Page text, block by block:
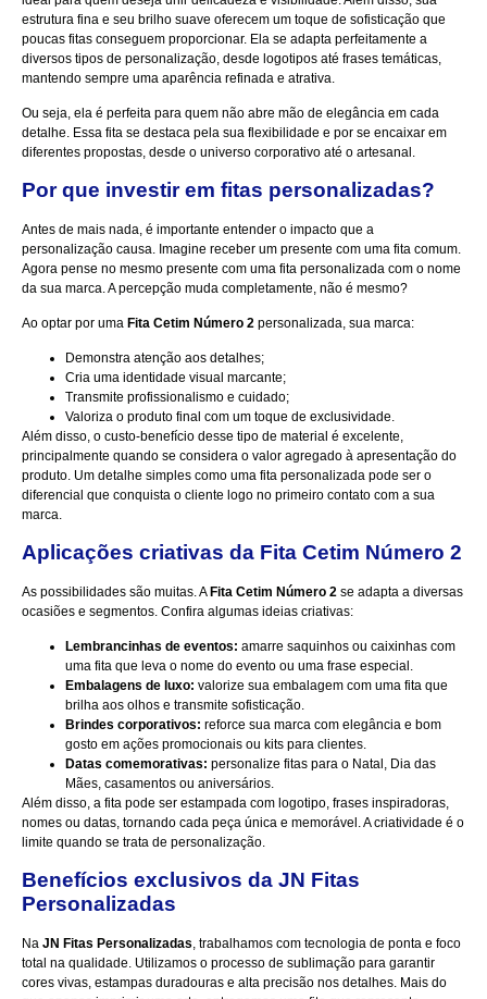
estrutura fina e seu brilho suave oferecem um toque de sofisticação que
poucas fitas conseguem proporcionar. Ela se adapta perfeitamente a
diversos tipos de personalização, desde logotipos até frases temáticas,
mantendo sempre uma aparência refinada e atrativa.
Ou seja, ela é perfeita para quem não abre mão de elegância em cada
detalhe. Essa fita se destaca pela sua flexibilidade e por se encaixar em
diferentes propostas, desde o universo corporativo até o artesanal.
Por que investir em fitas personalizadas?
Antes de mais nada, é importante entender o impacto que a
personalização causa. Imagine receber um presente com uma fita comum.
Agora pense no mesmo presente com uma fita personalizada com o nome
da sua marca. A percepção muda completamente, não é mesmo?
Ao optar por uma Fita Cetim Número 2 personalizada, sua marca:
Demonstra atenção aos detalhes;
Cria uma identidade visual marcante;
Transmite profissionalismo e cuidado;
Valoriza o produto final com um toque de exclusividade.
Além disso, o custo-benefício desse tipo de material é excelente,
principalmente quando se considera o valor agregado à apresentação do
produto. Um detalhe simples como uma fita personalizada pode ser o
diferencial que conquista o cliente logo no primeiro contato com a sua
marca.
Aplicações criativas da Fita Cetim Número 2
As possibilidades são muitas. AFita Cetim Número 2 se adapta a diversas
ocasiões e segmentos. Confira algumas ideias criativas:
Lembrancinhas de eventos: amarre saquinhos ou caixinhas com
uma fita que leva o nome do evento ou uma frase especial.
Embalagens de luxo: valorize sua embalagem com uma fita que
brilha aos olhos e transmite sofisticação.
Brindes corporativos: reforce sua marca com elegância e bom
gosto em ações promocionais ou kits para clientes.
Datas comemorativas: personalize fitas para o Natal, Dia das
Mães, casamentos ou aniversários.
Além disso, a fita pode ser estampada com logotipo, frases inspiradoras,
nomes ou datas, tornando cada peça única e memorável. A criatividade é o
limite quando se trata de personalização.
Benefícios exclusivos da JN Fitas
Personalizadas
Na JN Fitas Personalizadas , trabalhamos com tecnologia de ponta e foco
total na qualidade. Utilizamos o processo de sublimação para garantir
cores vivas, estampas duradouras e alta precisão nos detalhes. Mais do